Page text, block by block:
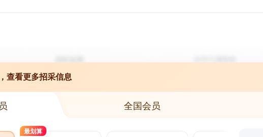
查看更多招采信息
全国会员
最划算